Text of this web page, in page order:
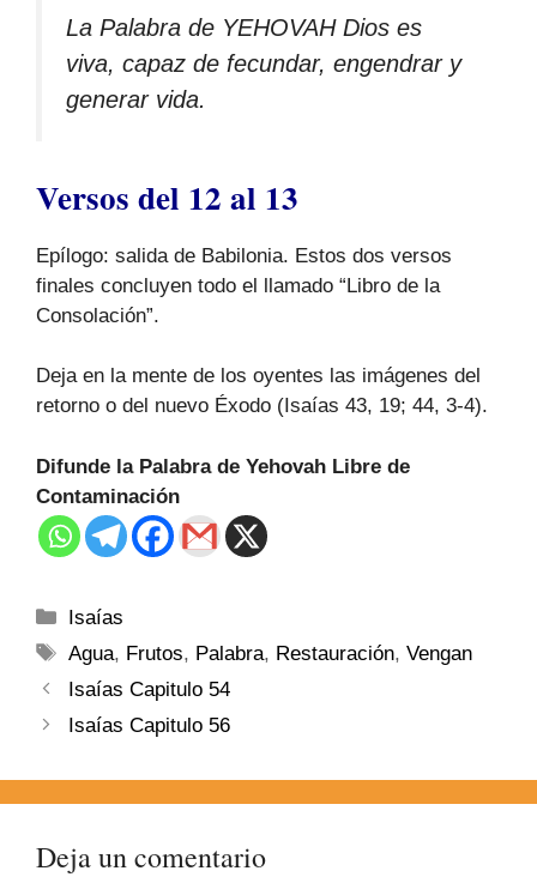
La Palabra de YEHOVAH Dios es
viva, capaz de fecundar, engendrar y
generar vida.
Versos del 12 al 13
Epílogo: salida de Babilonia. Estos dos versos
finales concluyen todo el llamado “Libro de la
Consolación”.
Deja en la mente de los oyentes las imágenes del
retorno o del nuevo Éxodo (Isaías 43, 19; 44, 3-4).
Difunde la Palabra de Yehovah Libre de
Contaminación
Isaías
Agua, Frutos, Palabra, Restauración,Vengan
Isaías Capitulo 54
Isaías Capitulo 56
Deja un comentario